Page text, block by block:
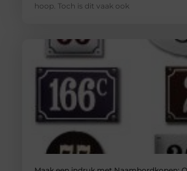
hoop. Toch is dit vaak ook